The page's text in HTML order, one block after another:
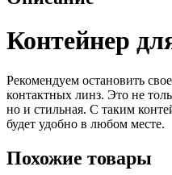
Контейнер
Рекомендуем остановить
контактных линз. Это не
но и стильная. С таким
будет удобно в любом месте.
Похожие товары